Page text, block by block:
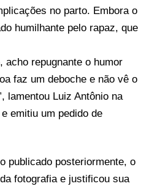
no parto. Embora o
humilhante pelo rapaz, que
acho repugnante o humor
faz um deboche e não vê o
lamentou Luiz Antônio na
emitiu um pedido de
publicado posteriormente, o
fotografia e justificou sua